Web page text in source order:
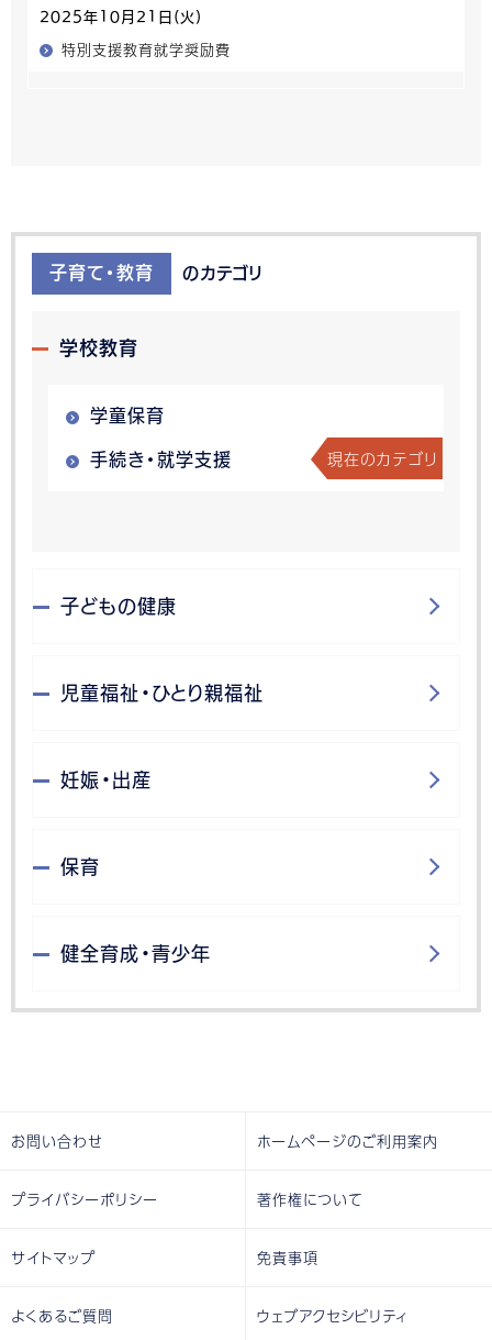
2025年10月21日(火)
特別支援教育就学奨励費
子育て・教育 のカテゴリ
学校教育
学童保育
手続き・就学支援 現在のカテゴリ
子どもの健康
児童福祉・ひとり親福祉
妊娠・出産
保育
健全育成・青少年
お問い合わせ ホームページのご利用案内
プライバシーポリシー 著作権について
サイトマップ 免責事項
よくあるご質問 ウェブアクセシビリティ